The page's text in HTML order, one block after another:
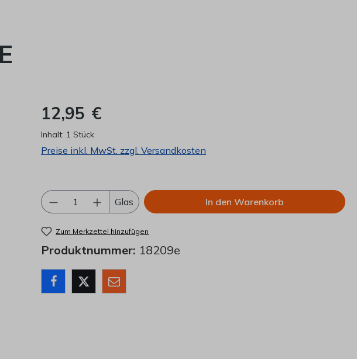
12,95 €
Inhalt: 1 Stück
Preise inkl. MwSt. zzgl. Versandkosten
Produkt Anzahl: Gib den gewünschten Wert
Glas In den Warenkorb
Zum Merkzettel hinzufügen
Produktnummer: 18209e